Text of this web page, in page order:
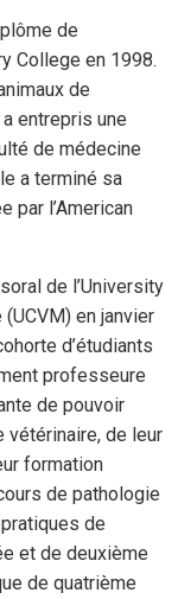
de
College en 1998.
de
entrepris une
de médecine
a terminé sa
par l’American
de l’University
en janvier
d’étudiants
professeure
de pouvoir
vétérinaire, de leur
formation
de pathologie
de
et de deuxième
de quatrième